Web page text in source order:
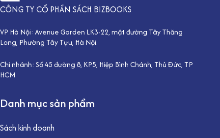
CÔNG TY CỔ PHẦN SÁCH BIZBOOKS
VP Hà Nội: Avenue Garden LK3-22, mặt đường Tây Thăng
Long, Phường Tây Tựu, Hà Nội.
Chi nhánh: Số 45 đường 8, KP5, Hiệp Bình Chánh, Thủ Đức, TP
HCM
Danh mục sản phẩm
Sách kinh doanh